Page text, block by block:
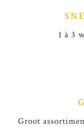
1 à 3
Groot